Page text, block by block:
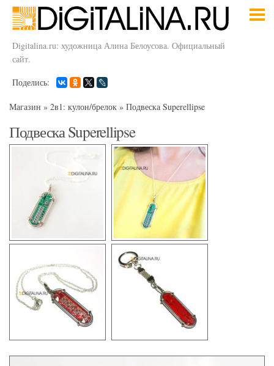
Digitalina.ru: художница Алина Белоусова. Официальный
сайт.
Поделись:
Магазин » 2в1: кулон/брелок » Подвеска Superellipse
Подвеска Superellipse